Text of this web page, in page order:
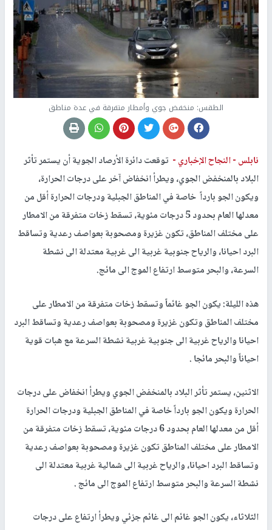
الطقس: منخفض جوي وأمطار متفرقة في عدة مناطق
نابلس -النجاح الإخباري - توقعت دائرة الأرصاد الجوية أن يستمر تأثر
البلاد بالمنخفض الجوي، ويطرأ انخفاض آخر على درجات الحرارة،
ويكون الجو بارداً خاصة في المناطق الجبلية ودرجات الحرارة أقل من
معدلها العام بحدود 5 درجات مئوية، تسقط زخات متفرقة من الامطار
على مختلف المناطق، تكون غزيرة ومصحوبة بعواصف رعدية وتساقط
البرد احيانا، والرياح جنوبية غربية الى غربية معتدلة الى نشطة
السرعة، والبحر متوسط ارتفاع الموج الى مائج.
هذه الليلة: يكون الجو غائماً وتسقط زخات متفرقة من الامطار على
مختلف المناطق وتكون غزيرة ومصحوبة بعواصف رعدية وتساقط البرد
احيانا والرياح غربية الى جنوبية غربية نشطة السرعة مع هبات قوية
احياناً والبحر مائجا .
الاثنين، يستمر تأثر البلاد بالمنخفض الجوي ويطرأ انخفاض على درجات
الحرارة ويكون الجو بارداً خاصة في المناطق الجبلية ودرجات الحرارة
أقل من معدلها العام بحدود 6 درجات مئوية، تسقط زخات متفرقة من
الامطار على مختلف المناطق تكون غزيرة ومصحوبة بعواصف رعدية
وتساقط البرد احيانا، والرياح غربية الى شمالية غربية معتدلة الى
نشطة السرعة والبحر متوسط ارتفاع الموج الى مائج .
الثلاثاء، يكون الجو غائم الى غائم جزئي ويطرأ ارتفاع على درجات